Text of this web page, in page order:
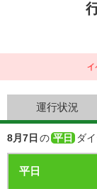
イ
運行状況
8月7日 の 平日 ダ